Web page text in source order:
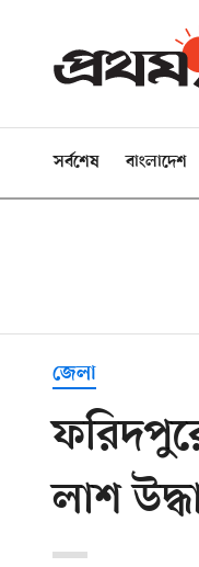
সর্বশেষ বাংলাদেশ
জেলা
লাশ